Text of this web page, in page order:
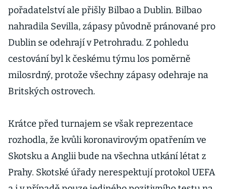
pořadatelství ale přišly Bilbao a Dublin. Bilbao
nahradila Sevilla, zápasy původně pránované pro
Dublin se odehrají v Petrohradu. Z pohledu
cestování byl k českému týmu los poměrně
milosrdný, protože všechny zápasy odehraje na
Britských ostrovech.
Krátce před turnajem se však reprezentace
rozhodla, že kvůli koronavirovým opatřením ve
Skotsku a Anglii bude na všechna utkání létat z
Prahy. Skotské úřady nerespektují protokol UEFA